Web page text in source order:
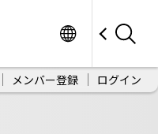
メンバー登録 ログイン